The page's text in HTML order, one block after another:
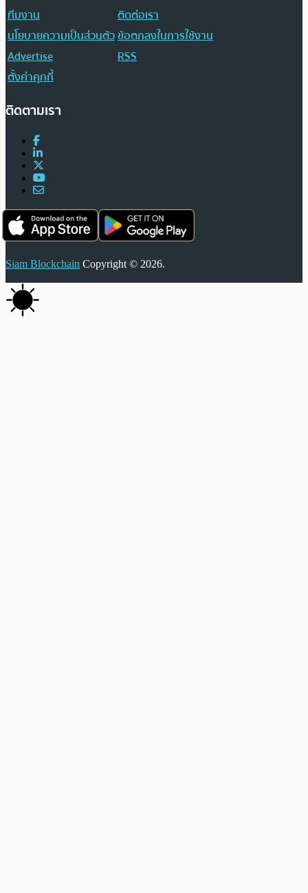
ทีมงาน
ติดต่อเรา
นโยบายความเป็นส่วนตัวข้อตกลงในการใช้งาน
Advertise
RSS
ตั้งค่าคุกกี้
ติดตามเรา
Siam Blockchain Copyright © 2026.